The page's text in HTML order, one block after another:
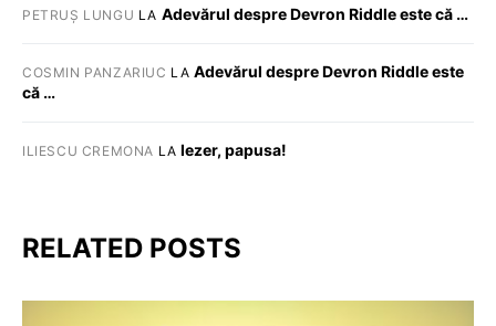
PETRUȘ LUNGU LA Adevărul despre Devron Riddle este că …
COSMIN PANZARIUC LA Adevărul despre Devron Riddle este
că …
ILIESCU CREMONA LA Iezer, papusa!
RELATED POSTS